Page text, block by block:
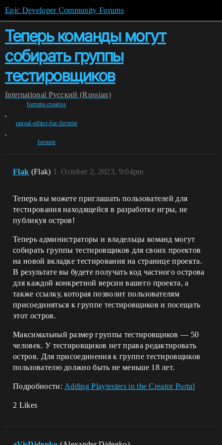
Epic Developer Community Forums
Теперь команды могут
собирать группы
тестировщиков
International Pусский (Russian)
fortnite-creative
,
unreal-editor-for-fortnite
,
fortnite
Flak (Flak) October 2, 2023, 9:04pm
1
Теперь вы можете приглашать пользователей для
тестирования находящейся в разработке игры, не
публикуя остров!
Теперь администраторы и владельцы команд могут
собирать группы тестировщиков для своих проектов
на новой вкладке тестирования на странице проекта.
В результате вы будете получать код частного острова
для каждой конкретной версии вашего проекта, а
также ссылку, которая позволит пользователям
присоединяться к группе тестировщиков и посещать
этот остров.
Максимальный размер группы тестировщиков — 50
человек. У тестировщиков нет права редактировать
остров. Для присоединения к группе тестировщиков
пользователю должно быть не меньше 18 лет.
Подробности: Adding Playtesters in the Creator Portal
2 Likes